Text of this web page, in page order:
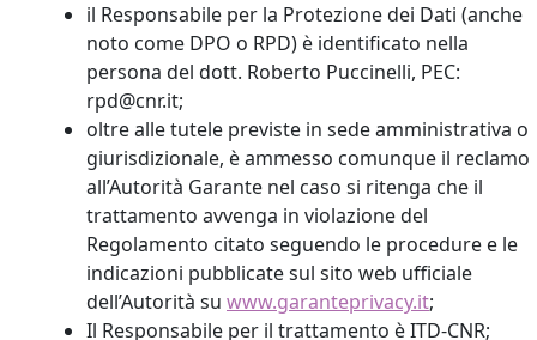
il Responsabile per la Protezione dei Dati (anche
noto come DPO o RPD) è identificato nella
persona del dott. Roberto Puccinelli, PEC:
rpd@cnr.it;
oltre alle tutele previste in sede amministrativa o
giurisdizionale, è ammesso comunque il reclamo
all’Autorità Garante nel caso si ritenga che il
trattamento avvenga in violazione del
Regolamento citato seguendo le procedure e le
indicazioni pubblicate sul sito web ufficiale
dell’Autorità su www.garanteprivacy.it;
Il Responsabile per il trattamento è ITD-CNR;